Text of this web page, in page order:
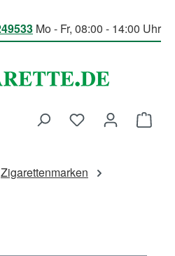
Mo - Fr, 08:00 - 14:00 Uhr
Du hast 0
Zigarettenmarken